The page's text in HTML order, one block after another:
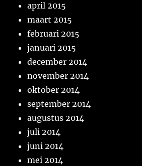
april 2015
maart 2015
februari 2015
januari 2015
december 2014
november 2014
oktober 2014
september 2014
augustus 2014
juli 2014
juni 2014
mei 2014